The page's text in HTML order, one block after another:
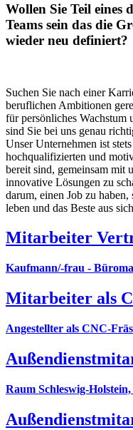
Wollen Sie Teil eines
Teams sein das die
wieder neu definiert?
Suchen Sie nach einer
beruflichen Ambitionen
für persönliches
sind Sie bei uns genau
Unser Unternehmen ist
hochqualifizierten und
bereit sind, gemeinsam mit
innovative Lösungen zu
darum, einen Job zu
leben und das Beste aus
Mitarbeiter
Kaufmann/-frau -
Mitarbeiter als
Angestellter als CNC-
Raum Schleswig-